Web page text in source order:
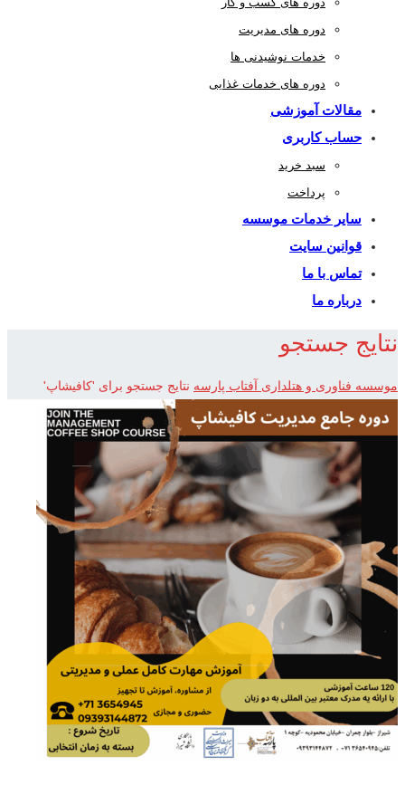
دوره های مدیریت
خدمات نوشیدنی ها
دوره های خدمات غذایی
مقالات آموزشی
حساب کاربری
سبد خرید
پرداخت
سایر خدمات موسسه
قوانین سایت
تماس با ما
درباره ما
نتایج جستجو
موسسه فناوری و هتلداری آفتاب پارسه نتایج جستجو برای 'کافیشاپ'